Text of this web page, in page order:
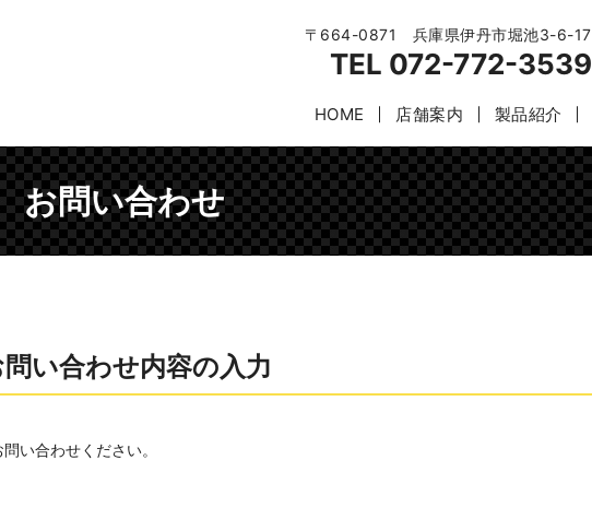
HOME 店舗案内 製品紹介
〒664-0871 兵庫県伊丹市堀池3-6-17
TEL 072-772-3539
お問い合わせ
い合わせ内容の入力
い合わせください。